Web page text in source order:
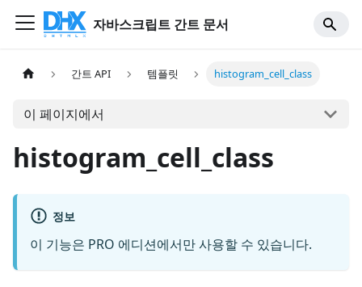
자바스크립트 간트 문서
간트 API 템플릿 histogram_cell_class
이 페이지에서
histogram_cell_class
정보
이 기능은 PRO 에디션에서만 사용할 수 있습니다.